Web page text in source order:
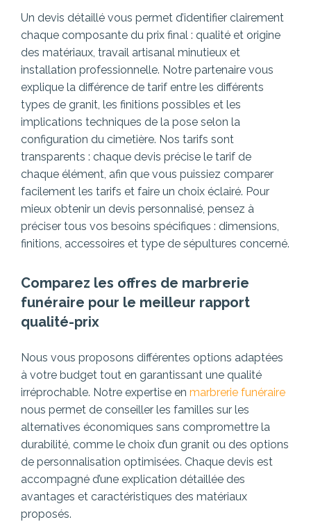
Un devis détaillé vous permet d’identifier clairement
chaque composante du prix final : qualité et origine
des matériaux, travail artisanal minutieux et
installation professionnelle. Notre partenaire vous
explique la différence de tarif entre les différents
types de granit, les finitions possibles et les
implications techniques de la pose selon la
configuration du cimetière. Nos tarifs sont
transparents : chaque devis précise le tarif de
chaque élément, afin que vous puissiez comparer
facilement les tarifs et faire un choix éclairé. Pour
mieux obtenir un devis personnalisé, pensez à
préciser tous vos besoins spécifiques : dimensions,
finitions, accessoires et type de sépultures concerné.
Comparez les offres de marbrerie
funéraire pour le meilleur rapport
qualité-prix
Nous vous proposons différentes options adaptées
à votre budget tout en garantissant une qualité
irréprochable. Notre expertise en marbrerie funéraire
nous permet de conseiller les familles sur les
alternatives économiques sans compromettre la
durabilité, comme le choix d’un granit ou des options
de personnalisation optimisées. Chaque devis est
accompagné d’une explication détaillée des
avantages et caractéristiques des matériaux
proposés.